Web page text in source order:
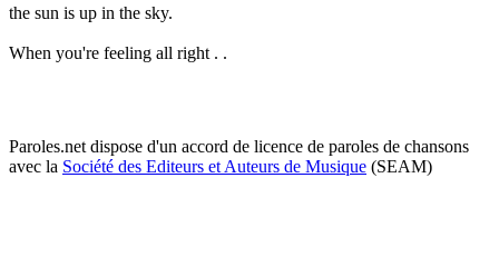
the sun is up in the sky.
When you're feeling all right . .
Paroles.net dispose d'un accord de licence de paroles de chansons
avec la Société des Editeurs et Auteurs de Musique (SEAM)